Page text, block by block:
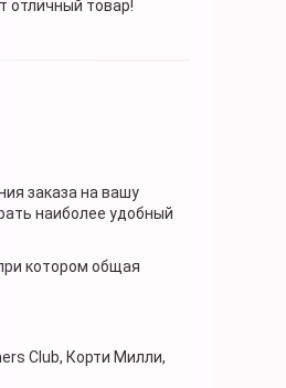
отличный товар!
заказа на вашу
наиболее удобный
котором общая
Club, Корти Милли,